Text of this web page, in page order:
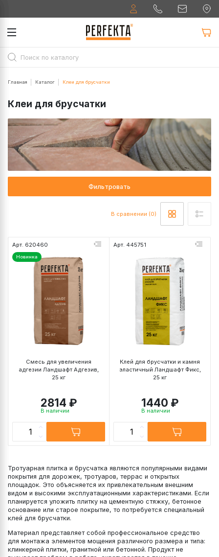
Главная Каталог Клеи для брусчатки
Клеи для брусчатки
Фильтровать
В сравнении (0)
Арт. 620460
Новинка
Смесь для увеличения
адгезии Ландшафт Адгезив,
25 кг
2814 ₽
В наличии
Арт. 445751
Клей для брусчатки и камня
эластичный Ландшафт Фикс,
25 кг
1440 ₽
В наличии
Тротуарная плитка и брусчатка являются популярными видами
покрытия для дорожек, тротуаров, террас и открытых
площадок. Это объясняется их привлекательным внешним
видом и высокими эксплуатационными характеристиками. Если
планируется уложить плитку на цементную стяжку, бетонное
основание или старое покрытие, то потребуется специальный
клей для брусчатки.
Материал представляет собой профессиональное средство
для монтажа элементов мощения различного размера и типа:
клинкерной плитки, гранитной или бетонной. Продукт не